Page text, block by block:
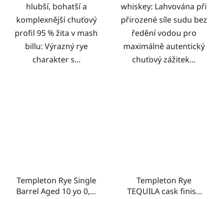
hlubší, bohatší a
komplexnější chuťový
profil 95 % žita v mash
billu: Výrazný rye
charakter s...
whiskey: Lahvována při
přirozené síle sudu bez
ředění vodou pro
maximálně autentický
chuťový zážitek...
Templeton Rye Single
Barrel Aged 10 yo 0,7l
Templeton Rye
TEQUILA cask finish